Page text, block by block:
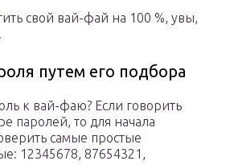
свой вай-фай на 100 %, увы,
путем его подбора
к вай-фаю? Если говорить
паролей, то для начала
самые простые
12345678, 87654321,